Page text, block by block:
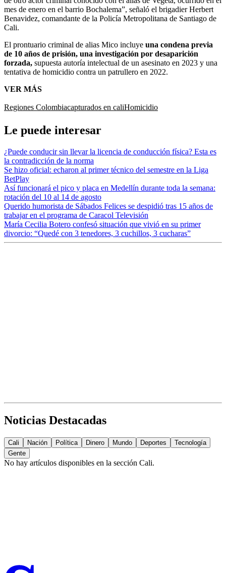
mes de enero en el barrio Bochalema”, señaló el brigadier Herbert
Benavidez, comandante de la Policía Metropolitana de Santiago de
Cali.
El prontuario criminal de alias Mico incluye una condena previa
de 10 años de prisión, una investigación por desaparición
forzada, supuesta autoría intelectual de un asesinato en 2023 y una
tentativa de homicidio contra un patrullero en 2022.
VER MÁS
Regiones Colombiacapturados en caliHomicidio
Le puede interesar
¿Puede conducir sin llevar la licencia de conducción física? Esta es
la contradicción de la norma
Se hizo oficial: echaron al primer técnico del semestre en la Liga
BetPlay
Así funcionará el pico y placa en Medellín durante toda la semana:
rotación del 10 al 14 de agosto
Querido humorista de Sábados Felices se despidió tras 15 años de
trabajar en el programa de Caracol Televisión
María Cecilia Botero confesó situación que vivió en su primer
divorcio: “Quedé con 3 tenedores, 3 cuchillos, 3 cucharas”
Noticias Destacadas
Cali Nación Política Dinero Mundo Deportes
Tecnología
Gente
No hay artículos disponibles en la sección Cali.